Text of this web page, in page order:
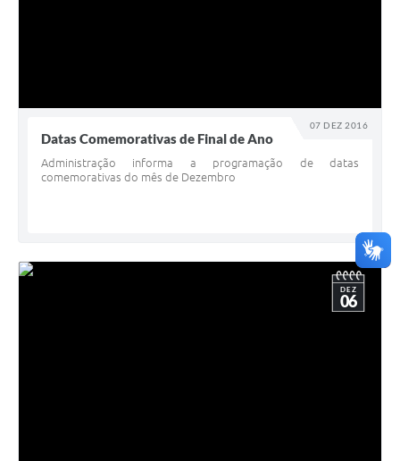
07 DEZ 2016
Datas Comemorativas de Final de Ano
Administração informa a programação de datas
comemorativas do mês de Dezembro
DEZ
06